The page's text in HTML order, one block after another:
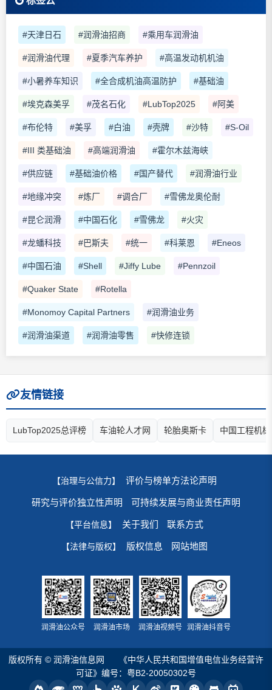
#天津日石 #润滑油招商 #乘用车润滑油
#润滑油代理 #夏季汽车养护 #高温发动机机油
#小暑养车知识 #全合成机油高温防护 #基础油
#埃克森美孚 #茂名石化 #LubTop2025 #阿美
#布伦特 #美孚 #白油 #壳牌 #沙特 #S-Oil
#III 类基础油 #高端润滑油 #霍尔木兹海峡
#供应链 #基础油价格 #国产替代 #润滑油行业
#地缘冲突 #炼厂 #调合厂 #雪佛龙奥伦耐
#昆仑润滑 #中国石化 #雪佛龙 #火灾
#龙蟠科技 #巴斯夫 #统一 #科莱恩 #Eneos
#中国石油 #Shell #Jiffy Lube #Pennzoil
#Quaker State #Rotella
#Monomoy Capital Partners #润滑油业务
#润滑油渠道 #润滑油零售 #快修连锁
友情链接
LubTop2025总评榜 车油轮人才网 轮胎奥斯卡 中国工程机
【治理与公信力】 评价与榜单方法论声明
研究与评价独立性声明 可持续发展与商业责任声明
【平台信息】 关于我们 联系方式
【法律与版权】 版权信息 网站地图
润滑油公众号 润滑油市场 润滑油视频号 润滑油抖音号
版权所有 © 润滑油信息网
《中华人民共和国增值电信业务经营许
可证》编号：粤B2-20050302号